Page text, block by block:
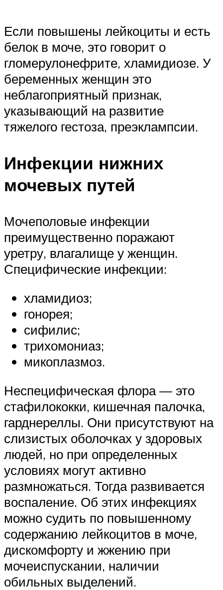
Если повышены лейкоциты и есть
белок в моче, это говорит о
гломерулонефрите, хламидиозе. У
беременных женщин это
неблагоприятный признак,
указывающий на развитие
тяжелого гестоза, преэклампсии.
Инфекции нижних
мочевых путей
Мочеполовые инфекции
преимущественно поражают
уретру, влагалище у женщин.
Специфические инфекции:
хламидиоз;
гонорея;
сифилис;
трихомониаз;
микоплазмоз.
Неспецифическая флора — это
стафилококки, кишечная палочка,
гарднереллы. Они присутствуют на
слизистых оболочках у здоровых
людей, но при определенных
условиях могут активно
размножаться. Тогда развивается
воспаление. Об этих инфекциях
можно судить по повышенному
содержанию лейкоцитов в моче,
дискомфорту и жжению при
мочеиспускании, наличии
обильных выделений.